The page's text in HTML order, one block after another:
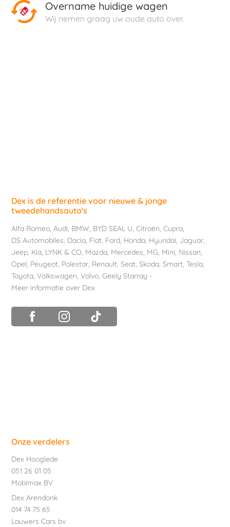
Overname huidige wagen
Wij nemen graag uw oude auto over.
Dex is de referentie voor nieuwe & jonge
tweedehandsauto's
Alfa Romeo,Audi, BMW, BYD SEAL U,Citroën,Cupra,
DS Automobiles, Dacia, Fiat, Ford, Honda, Hyundai, Jaguar,
Jeep, Kia, LYNK & CO, Mazda, Mercedes, MG, Mini, Nissan,
Opel, Peugeot, Polestar, Renault,Seat,Skoda,Smart,Tesla,
Toyota,Volkswagen,Volvo,Geely Starray -
Meer informatie over Dex
Onze verdelers
Dex Hooglede
051 26 01 05
Mobimax BV
Dex Arendonk
014 74 75 65
Lauwers Cars bv